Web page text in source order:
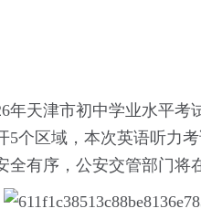
年天津市初中学业水平
5个区域，本次英语听力
全有序，公安交管部门将